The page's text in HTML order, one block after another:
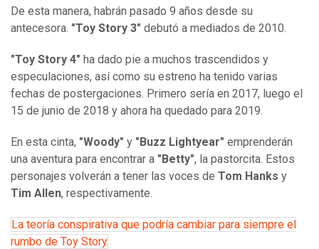
De esta manera, habrán pasado 9 años desde su
antecesora. "Toy Story 3" debutó a mediados de 2010.
"Toy Story 4" ha dado pie a muchos trascendidos y
especulaciones, así como su estreno ha tenido varias
fechas de postergaciones. Primero sería en 2017, luego el
15 de junio de 2018 y ahora ha quedado para 2019.
En esta cinta, "Woody" y "Buzz Lightyear" emprenderán
una aventura para encontrar a "Betty", la pastorcita. Estos
personajes volverán a tener las voces de Tom Hanks y
Tim Allen, respectivamente.
La teoría conspirativa que podría cambiar para siempre el
rumbo de Toy Story